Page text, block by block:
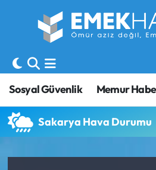
Sosyal Güvenlik Memur
Sakarya Hava Durumu
Sosyal Güvenlik
Sendika
SORU-CEVAP
Gündem
Hava Durumu
Trafik Durumu
Süper Lig Puan Durumu
Tüm Manşetler